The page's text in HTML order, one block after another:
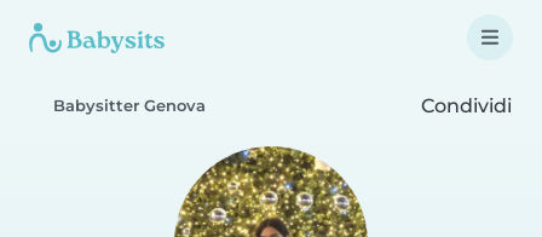
Babysitter Genova Condividi